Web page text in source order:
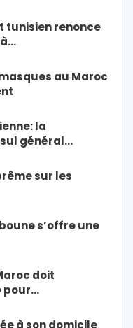
tunisien renonce
au Maroc
la
général…
sur les
s’offre une
doit
pour…
à son domicile